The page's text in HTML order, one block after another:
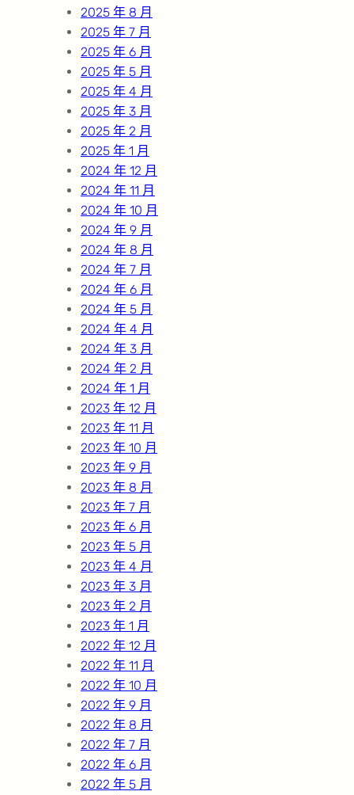
2025 年 8 月
2025 年 7 月
2025 年 6 月
2025 年 5 月
2025 年 4 月
2025 年 3 月
2025 年 2 月
2025 年 1 月
2024 年 12 月
2024 年 11 月
2024 年 10 月
2024 年 9 月
2024 年 8 月
2024 年 7 月
2024 年 6 月
2024 年 5 月
2024 年 4 月
2024 年 3 月
2024 年 2 月
2024 年 1 月
2023 年 12 月
2023 年 11 月
2023 年 10 月
2023 年 9 月
2023 年 8 月
2023 年 7 月
2023 年 6 月
2023 年 5 月
2023 年 4 月
2023 年 3 月
2023 年 2 月
2023 年 1 月
2022 年 12 月
2022 年 11 月
2022 年 10 月
2022 年 9 月
2022 年 8 月
2022 年 7 月
2022 年 6 月
2022 年 5 月